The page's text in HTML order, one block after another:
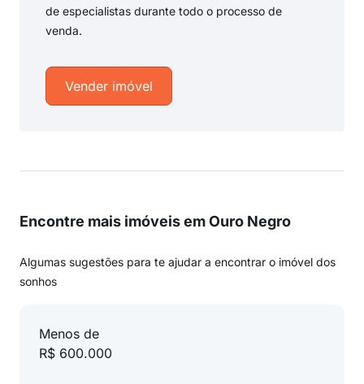
de especialistas durante todo o processo de
venda.
Vender imóvel
Encontre mais imóveis em Ouro Negro
Algumas sugestões para te ajudar a encontrar o imóvel dos
sonhos
Menos de
R$ 600.000